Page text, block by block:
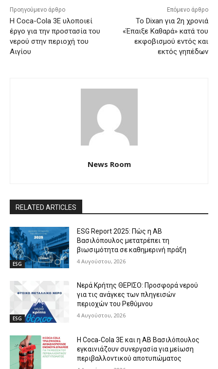
Προηγούμενο άρθρο
Η Coca-Cola 3E υλοποιεί
έργο για την προστασία του
νερού στην περιοχή του
Αιγίου
Επόμενο άρθρο
Το Dixan για 2η χρονιά
«Έπαιξε Καθαρά» κατά του
εκφοβισμού εντός και
εκτός γηπέδων
News Room
RELATED ARTICLES
ESG
ESG Report 2025: Πώς η ΑΒ
Βασιλόπουλος μετατρέπει τη
βιωσιμότητα σε καθημερινή πράξη
4 Αυγούστου, 2026
ESG
Νερά Κρήτης ΘΕΡΙΣΟ: Προσφορά νερού
για τις ανάγκες των πληγεισών
περιοχών του Ρεθύμνου
4 Αυγούστου, 2026
Η Coca‑Cola 3E και η ΑΒ Βασιλόπουλος
εγκαινιάζουν συνεργασία για μείωση
περιβαλλοντικού αποτυπώματος